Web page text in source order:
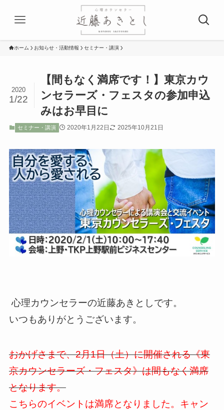
ホーム お知らせ・活動情報 セミナー・講演
【間もなく満席です！】東京カウ
ンセラーズ・フェスタの参加申込
みはお早目に
2020
1/22
セミナー・講演 2020年1月22日 2025年10月21日
心理カウンセラーの近藤あきとしです。
いつもありがとうございます。
おかげさまで、2月1日（土）に開催される《東
京カウンセラーズ・フェスタ》は間もなく満席
となります。
こちらのイベントは満席となりました。キャン